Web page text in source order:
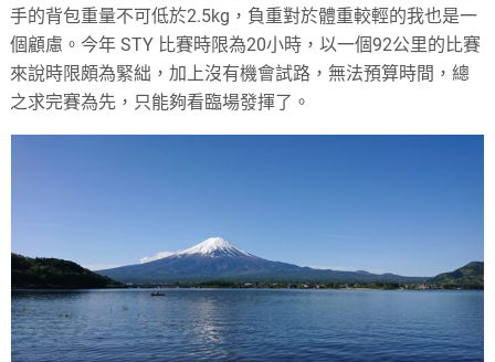
手的背包重量不可低於2.5kg，負重對於體重較輕的我也是一
個顧慮。今年 STY 比賽時限為20小時，以一個92公里的比賽
來說時限頗為緊絀，加上沒有機會試路，無法預算時間，總
之求完賽為先，只能夠看臨場發揮了。